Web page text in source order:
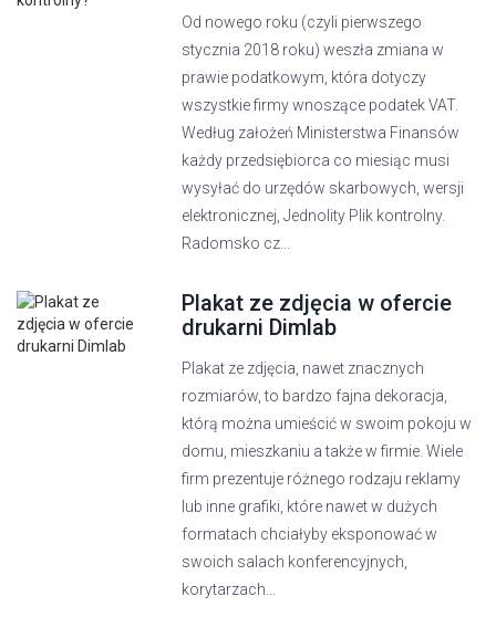
Od nowego roku (czyli pierwszego
stycznia 2018 roku) weszła zmiana w
prawie podatkowym, która dotyczy
wszystkie firmy wnoszące podatek VAT.
Według założeń Ministerstwa Finansów
każdy przedsiębiorca co miesiąc musi
wysyłać do urzędów skarbowych, wersji
elektronicznej, Jednolity Plik kontrolny.
Radomsko cz...
Plakat ze zdjęcia w ofercie
drukarni Dimlab
Plakat ze zdjęcia, nawet znacznych
rozmiarów, to bardzo fajna dekoracja,
którą można umieścić w swoim pokoju w
domu, mieszkaniu a także w firmie. Wiele
firm prezentuje różnego rodzaju reklamy
lub inne grafiki, które nawet w dużych
formatach chciałyby eksponować w
swoich salach konferencyjnych,
korytarzach...